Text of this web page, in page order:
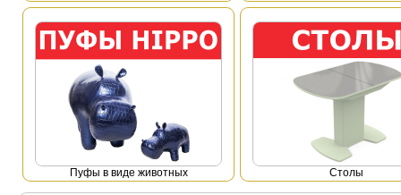
Пуфы в виде животных Столы